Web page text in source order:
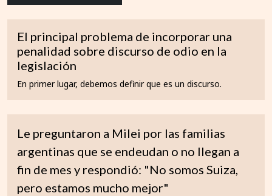
El principal problema de incorporar una
penalidad sobre discurso de odio en la
legislación
En primer lugar, debemos definir que es un discurso.
Le preguntaron a Milei por las familias
argentinas que se endeudan o no llegan a
fin de mes y respondió: "No somos Suiza,
pero estamos mucho mejor"